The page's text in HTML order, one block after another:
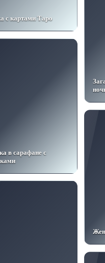
с картами Таро
в сарафане с